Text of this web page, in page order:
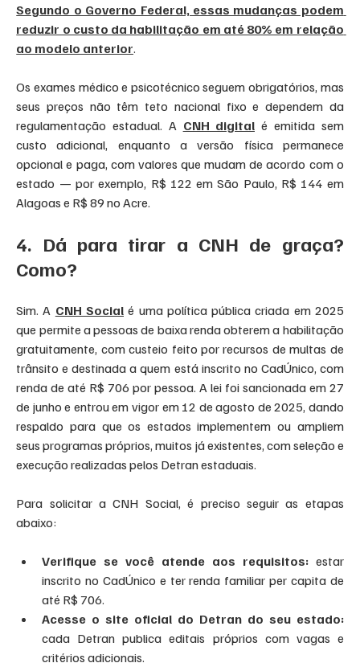
Segundo o Governo Federal, essas mudanças podem
reduzir o custo da habilitação em até 80% em relação
ao modelo anterior.
Os exames médico e psicotécnico seguem obrigatórios, mas
seus preços não têm teto nacional fixo e dependem da
regulamentação estadual. A CNH digital é emitida sem
custo adicional, enquanto a versão física permanece
opcional e paga, com valores que mudam de acordo com o
estado — por exemplo, R$ 122 em São Paulo, R$ 144 em
Alagoas e R$ 89 no Acre.
4. Dá para tirar a CNH de graça?
Como?
Sim. A CNH Social é uma política pública criada em 2025
que permite a pessoas de baixa renda obterem a habilitação
gratuitamente, com custeio feito por recursos de multas de
trânsito e destinada a quem está inscrito no CadÚnico, com
renda de até R$ 706 por pessoa. A lei foi sancionada em 27
de junho e entrou em vigor em 12 de agosto de 2025, dando
respaldo para que os estados implementem ou ampliem
seus programas próprios, muitos já existentes, com seleção e
execução realizadas pelos Detran estaduais.
Para solicitar a CNH Social, é preciso seguir as etapas
abaixo:
Verifique se você atende aos requisitos: estar
inscrito no CadÚnico e ter renda familiar per capita de
até R$ 706.
Acesse o site oficial do Detran do seu estado:
cada Detran publica editais próprios com vagas e
critérios adicionais.